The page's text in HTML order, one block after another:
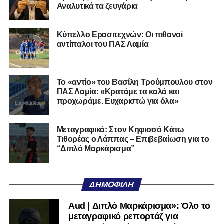
Ο 24χρονος τερματοφύλακας (γεννημένος στις
27/06/2002) προέρχεται επίσης από μία γεμάτη χρονιά
στη Γ’ Εθνική με τον ΠΑΣ Λαμία. Στο παρελθόν
αγωνίστηκε στον Λεβαδειακό, ενώ πέρασε και από ομάδες
της Serie D στην Ιταλία, όπως οι Nocerina, S. Maria
Cilento και Castrovillari, έχοντας ξεκινήσει την
ποδοσφαιρική του διαδρομή από τον Απόλλωνα Σμύρνης.
Τον καλωσορίζουμε στην οικογένεια του Σαρωνικού και
του ευχόμαστε υγεία και επιτυχίες.»
Ακολουθήστε τοlamiara.grστοGoogle Newsγια να
μαθαίνετε πρώτοι τα κυανόλευκα νέα στην Ελλάδα και τον
Twitterκαι στοInstagram
μαθαίνετε σε χρόνο dt όλα τα νέα.
Αναλυτικά τα ζευγάρια
Κύπελλο Ερασιτεχνών: Οι πιθανοί
αντίπαλοι του ΠΑΣ Λαμία
Το «αντίο» του Βασίλη Τρούμπουλου στον
ΠΑΣ Λαμία: «Κρατάμε τα καλά και
προχωράμε. Ευχαριστώ για όλα»
Μεταγραφικά: Στον Κηφισσό Κάτω
Τιθορέας ο Λάππας – Επιβεβαίωση για το
“Διπλό Μαρκάρισμα”
ΔΗΜΟΦΙΛΉ
Aud | Διπλό Μαρκάρισμα»: Όλο το
μεταγραφικό ρεπορτάζ για